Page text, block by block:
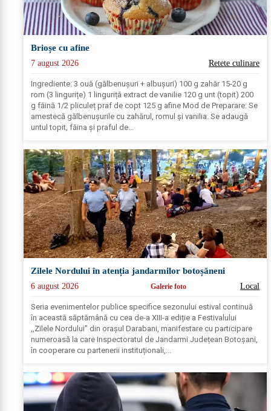
Brioșe cu afine
7 august 2026 Retete culinare
Ingrediente: 3 ouă (gălbenușuri + albușuri) 100 g zahăr 15-20 g
rom (3 lingurițe) 1 linguriță extract de vanilie 120 g unt (topit) 200
g făină 1/2 pliculeț praf de copt 125 g afine Mod de Preparare: Se
amestecă gălbenușurile cu zahărul, romul și vanilia. Se adaugă
untul topit, făina și praful de...
Zilele Nordului în atenția jandarmilor botoșăneni
6 august 2026 Galerie foto Local
Seria evenimentelor publice specifice sezonului estival continuă
în această săptămână cu cea de-a XIII-a ediție a Festivalului
,,Zilele Nordului" din orașul Darabani, manifestare cu participare
numeroasă la care Inspectoratul de Jandarmi Județean Botoșani,
în cooperare cu partenerii instituționali,...